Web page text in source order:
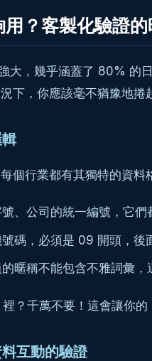
？客製化驗證
大，幾乎涵蓋了 80% 的
下，你應該毫不猶豫地捲
個行業都有其獨特的資料
、公司的統一編號，它
碼，必須是 09 開頭，後
暱稱不能包含不雅詞彙，
？千萬不要！這會讓你
互動的驗證